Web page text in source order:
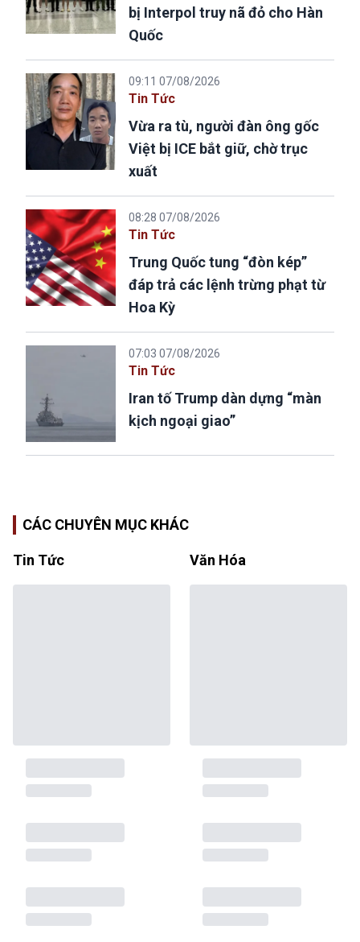
bị Interpol truy nã đỏ cho Hàn
Quốc
09:11 07/08/2026
Tin Tức
Vừa ra tù, người đàn ông gốc
Việt bị ICE bắt giữ, chờ trục
xuất
08:28 07/08/2026
Tin Tức
Trung Quốc tung “đòn kép”
đáp trả các lệnh trừng phạt từ
Hoa Kỳ
07:03 07/08/2026
Tin Tức
Iran tố Trump dàn dựng “màn
kịch ngoại giao”
CÁC CHUYÊN MỤC KHÁC
Tin Tức Văn Hóa